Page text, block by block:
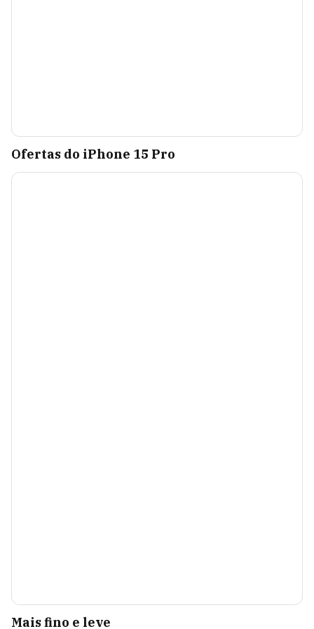
Ofertas do iPhone 15 Pro
Mais fino e leve